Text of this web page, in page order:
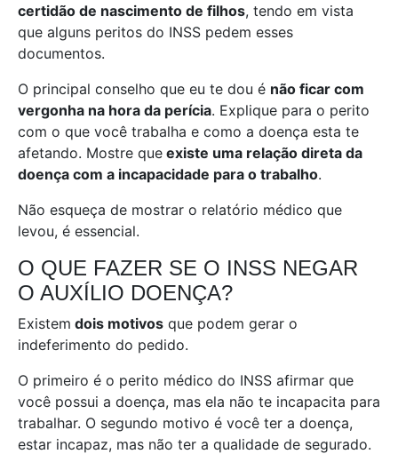
certidão de nascimento de filhos, tendo em vista
que alguns peritos do INSS pedem esses
documentos.
O principal conselho que eu te dou é não ficar com
vergonha na hora da perícia. Explique para o perito
com o que você trabalha e como a doença esta te
afetando. Mostre que existe uma relação direta da
doença com a incapacidade para o trabalho.
Não esqueça de mostrar o relatório médico que
levou, é essencial.
O QUE FAZER SE O INSS NEGAR
O AUXÍLIO DOENÇA?
Existem dois motivos que podem gerar o
indeferimento do pedido.
O primeiro é o perito médico do INSS afirmar que
você possui a doença, mas ela não te incapacita para
trabalhar. O segundo motivo é você ter a doença,
estar incapaz, mas não ter a qualidade de segurado.